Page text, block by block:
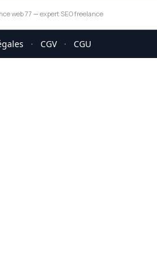
web 77 — expert SEO freelance
· CGV · CGU